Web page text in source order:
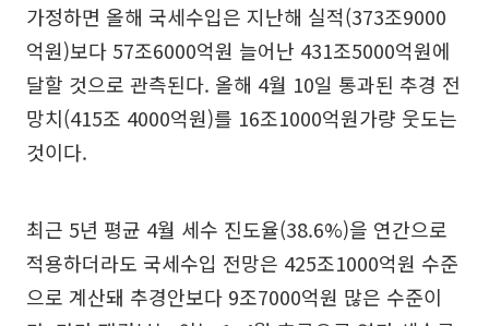
가정하면 올해 국세수입은 지난해 실적(373조9000
억원)보다 57조6000억원 늘어난 431조5000억원에
달할 것으로 관측된다. 올해 4월 10일 통과된 추경 전
망치(415조 4000억원)를 16조1000억원가량 웃도는
것이다.
최근 5년 평균 4월 세수 진도율(38.6%)을 연간으로
적용하더라도 국세수입 전망은 425조1000억원 수준
으로 계산돼 추경안보다 9조7000억원 많은 수준이